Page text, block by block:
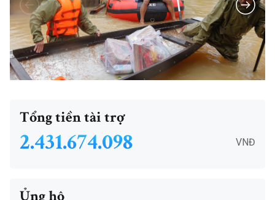
Tổng tiền tài trợ
2.431.674.098 VNĐ
Ủng hộ